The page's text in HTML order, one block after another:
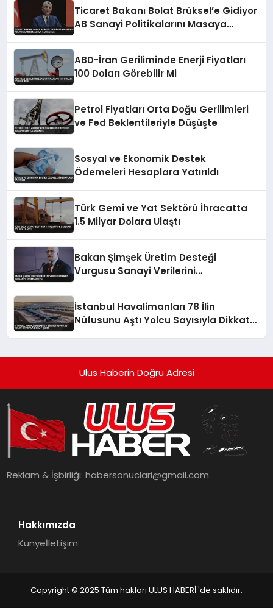
Ticaret Bakanı Bolat Brüksel’e Gidiyor
AB Sanayi Politikalarını Masaya
ABD-İran Geriliminde Enerji Fiyatları
100 Doları Görebilir Mi
Petrol Fiyatları Orta Doğu Gerilimleri
ve Fed Beklentileriyle Düşüşte
Sosyal ve Ekonomik Destek
Ödemeleri Hesaplara Yatırıldı
Türk Gemi ve Yat Sektörü İhracatta
1.5 Milyar Dolara Ulaştı
Bakan Şimşek Üretim Desteği
Vurgusu Sanayi Verilerini
İstanbul Havalimanları 78 İlin
Nüfusunu Aştı Yolcu Sayısıyla Dikkat
Ulus Haberin Doğru Adresi
Reklam & İşbirliği:habersonuclari@gmail.com
Hakkımızda
Künyeİletişim
Copyright © 2025 Tüm hakları ULUS HABERİ 'de saklıdır.